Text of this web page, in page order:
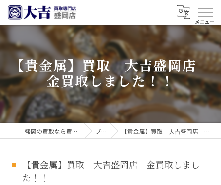
【貴金属】買取 大吉盛岡店
金買取しました！！
盛岡の買取なら買取大吉 盛岡店 ブログ 【貴金属】買取 大吉盛岡店 金買取しました！！
【貴金属】買取 大吉盛岡店 金買取しまし
た！！